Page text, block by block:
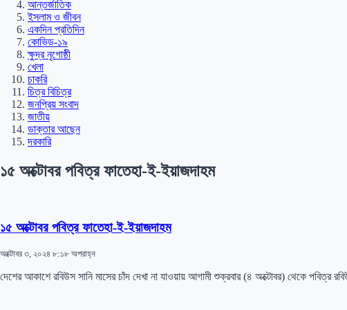
আন্তর্জাতিক
ইসলাম ও জীবন
একদিন প্রতিদিন
কোভিড-১৯
ক্ষুদ্র নৃগোষ্ঠী
খেলা
চাকরি
চিত্র বিচিত্র
জনপ্রিয় সংবাদ
জাতীয়
ডাক্তার আছেন
দরকারি
১৫ অক্টোবর পবিত্র ফাতেহা-ই-ইয়াজদাহম
১৫ অক্টোবর পবিত্র ফাতেহা-ই-ইয়াজদাহম
অক্টোবর ৩, ২০২৪ ৮:১৮ অপরাহ্ন
দেশের আকাশে রবিউস সানি মাসের চাঁদ দেখা না যাওয়ায় আগামী শুক্রবার (৪ অক্টোবর) থেকে পবিত্র